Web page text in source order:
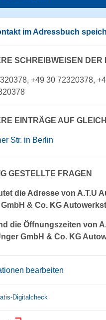
im Adressbuch
SCHREIBWEISEN DER
+49 30 72320378,
EINTRÄGE AUF
Str. in Berlin
GESTELLTE FRAGEN
die Adresse von A.T.U
& Co. KG
die Öffnungszeiten von
GmbH & Co. KG
bearbeiten
Digitalcheck